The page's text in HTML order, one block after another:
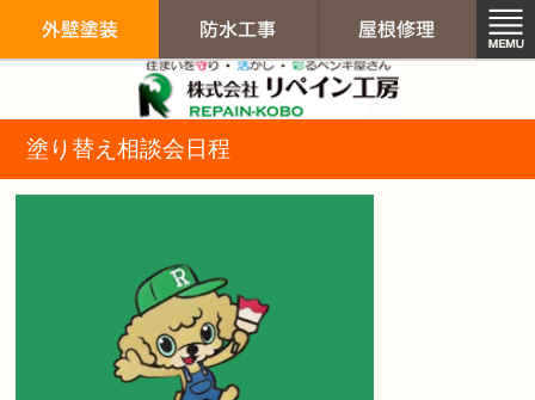
塗り替え相談会日程